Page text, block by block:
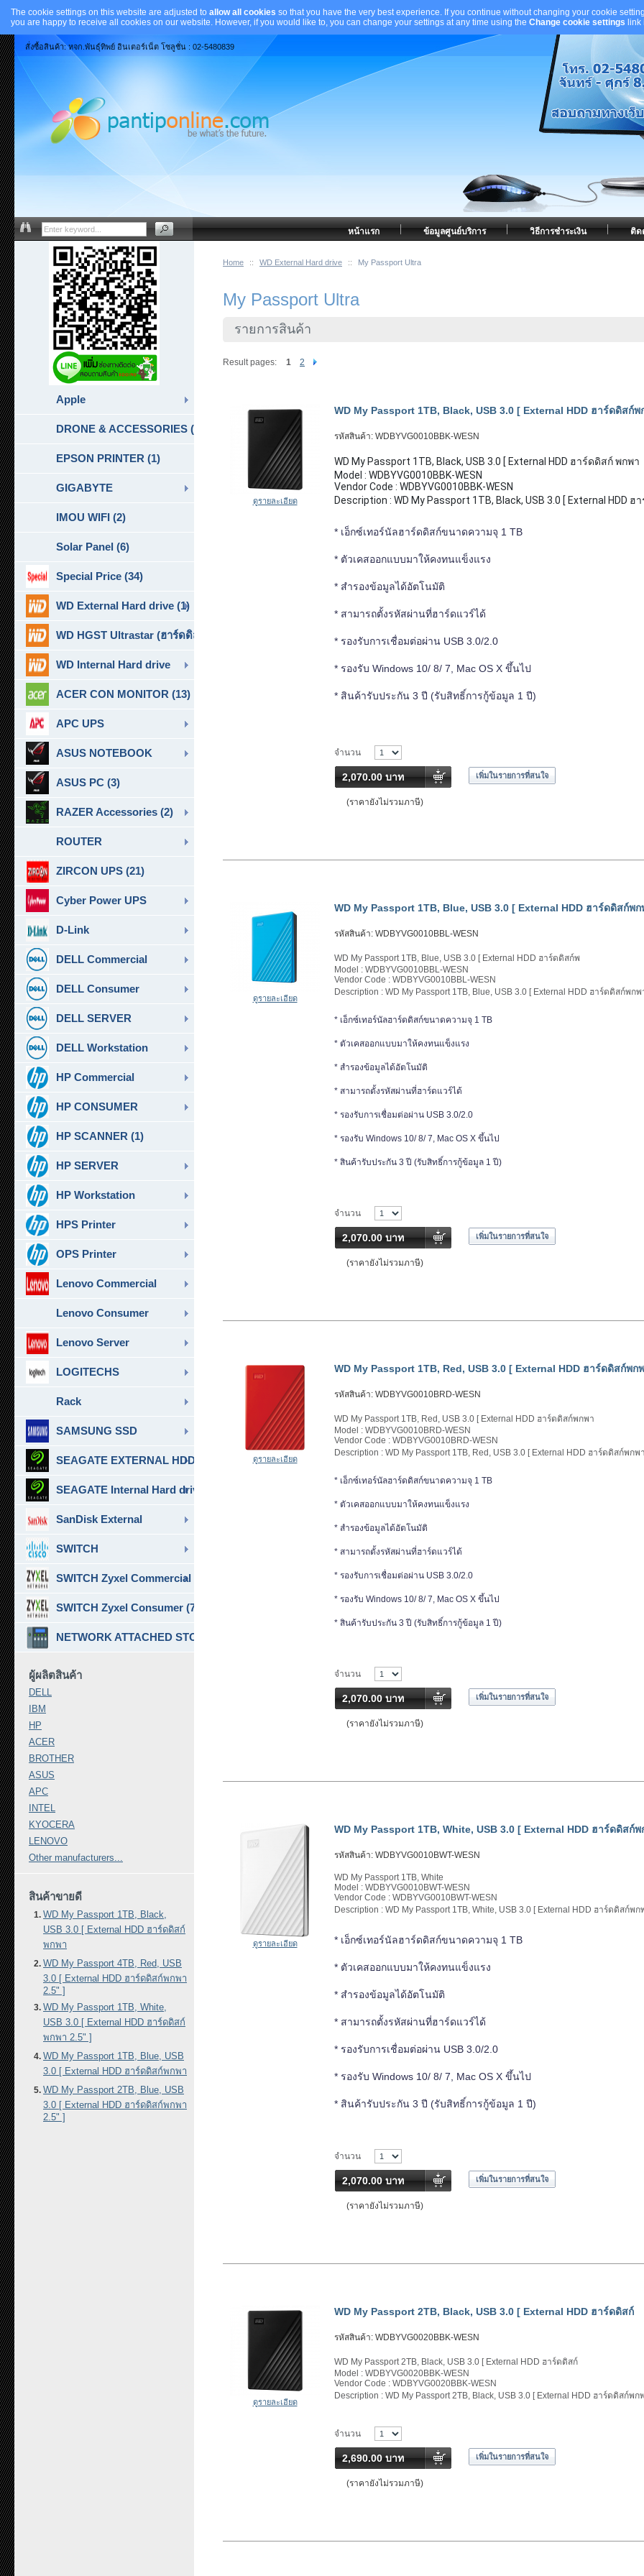
The cookie settings on this website are adjusted to allow all cookies so that you have the very best experience. If you continue without changing your cookie
you are happy to receive all cookies on our website. However, if you would like to, you can change your settings at any time using the Change cookie settings
Home :: WD External Hard drive :: My Passport Ultra
My Passport Ultra
รายการสินค้า
Result pages: 1 2
ดูรายละเอียด
WD My Passport 1TB, Black, USB 3.0 [ External HDD ฮาร์ดดิสก์พ
รหัสสินค้า: WDBYVG0010BBK-WESN
WD My Passport 1TB, Black, USB 3.0 [ External HDD ฮาร์ดดิสก์ พกพา
Model : WDBYVG0010BBK-WESN
Vendor Code : WDBYVG0010BBK-WESN
Description : WD My Passport 1TB, Black, USB 3.0 [ External HDD ฮ
* เอ็กซ์เทอร์นัลฮาร์ดดิสก์ขนาดความจุ 1 TB
* ตัวเคสออกแบบมาให้คงทนแข็งแรง
* สำรองข้อมูลได้อัตโนมัติ
* สามารถตั้งรหัสผ่านที่ฮาร์ดแวร์ได้
* รองรับการเชื่อมต่อผ่าน USB 3.0/2.0
* รองรับ Windows 10/ 8/ 7, Mac OS X ขึ้นไป
* สินค้ารับประกัน 3 ปี (รับสิทธิ์การกู้ข้อมูล 1 ปี)
จำนวน
2,070.00 บาท เพิ่มในรายการที่สนใจ
(ราคายังไม่รวมภาษี)
ดูรายละเอียด
WD My Passport 1TB, Blue, USB 3.0 [ External HDD ฮาร์ดดิสก์พก
รหัสสินค้า: WDBYVG0010BBL-WESN
WD My Passport 1TB, Blue, USB 3.0 [ External HDD ฮาร์ดดิสก์พ
Model : WDBYVG0010BBL-WESN
Vendor Code : WDBYVG0010BBL-WESN
Description : WD My Passport 1TB, Blue, USB 3.0 [ External HDD ฮาร์ดดิสก์พกพ
* เอ็กซ์เทอร์นัลฮาร์ดดิสก์ขนาดความจุ 1 TB
* ตัวเคสออกแบบมาให้คงทนแข็งแรง
* สำรองข้อมูลได้อัตโนมัติ
* สามารถตั้งรหัสผ่านที่ฮาร์ดแวร์ได้
* รองรับการเชื่อมต่อผ่าน USB 3.0/2.0
* รองรับ Windows 10/ 8/ 7, Mac OS X ขึ้นไป
* สินค้ารับประกัน 3 ปี (รับสิทธิ์การกู้ข้อมูล 1 ปี)
จำนวน
2,070.00 บาท เพิ่มในรายการที่สนใจ
(ราคายังไม่รวมภาษี)
ดูรายละเอียด
WD My Passport 1TB, Red, USB 3.0 [ External HDD ฮาร์ดดิสก์พก
รหัสสินค้า: WDBYVG0010BRD-WESN
WD My Passport 1TB, Red, USB 3.0 [ External HDD ฮาร์ดดิสก์พกพา
Model : WDBYVG0010BRD-WESN
Vendor Code : WDBYVG0010BRD-WESN
Description : WD My Passport 1TB, Red, USB 3.0 [ External HDD ฮาร์ดดิสก์พกพ
* เอ็กซ์เทอร์นัลฮาร์ดดิสก์ขนาดความจุ 1 TB
* ตัวเคสออกแบบมาให้คงทนแข็งแรง
* สำรองข้อมูลได้อัตโนมัติ
* สามารถตั้งรหัสผ่านที่ฮาร์ดแวร์ได้
* รองรับการเชื่อมต่อผ่าน USB 3.0/2.0
* รองรับ Windows 10/ 8/ 7, Mac OS X ขึ้นไป
* สินค้ารับประกัน 3 ปี (รับสิทธิ์การกู้ข้อมูล 1 ปี)
จำนวน
2,070.00 บาท เพิ่มในรายการที่สนใจ
(ราคายังไม่รวมภาษี)
ดูรายละเอียด
WD My Passport 1TB, White, USB 3.0 [ External HDD ฮาร์ดดิสก์
รหัสสินค้า: WDBYVG0010BWT-WESN
WD My Passport 1TB, White
Model : WDBYVG0010BWT-WESN
Vendor Code : WDBYVG0010BWT-WESN
Description : WD My Passport 1TB, White, USB 3.0 [ External HDD ฮาร์ดดิสก์พก
* เอ็กซ์เทอร์นัลฮาร์ดดิสก์ขนาดความจุ 1 TB
* ตัวเคสออกแบบมาให้คงทนแข็งแรง
* สำรองข้อมูลได้อัตโนมัติ
* สามารถตั้งรหัสผ่านที่ฮาร์ดแวร์ได้
* รองรับการเชื่อมต่อผ่าน USB 3.0/2.0
* รองรับ Windows 10/ 8/ 7, Mac OS X ขึ้นไป
* สินค้ารับประกัน 3 ปี (รับสิทธิ์การกู้ข้อมูล 1 ปี)
จำนวน
2,070.00 บาท เพิ่มในรายการที่สนใจ
(ราคายังไม่รวมภาษี)
ดูรายละเอียด
WD My Passport 2TB, Black, USB 3.0 [ External HDD ฮาร์ดดิสก์
รหัสสินค้า: WDBYVG0020BBK-WESN
WD My Passport 2TB, Black, USB 3.0 [ External HDD ฮาร์ดดิสก์
Model : WDBYVG0020BBK-WESN
Vendor Code : WDBYVG0020BBK-WESN
Description : WD My Passport 2TB, Black, USB 3.0 [ External HDD ฮาร์ดดิสก์พก
จำนวน
2,690.00 บาท เพิ่มในรายการที่สนใจ
(ราคายังไม่รวมภาษี)
Apple
DRONE & ACCESSORIES (6)
EPSON PRINTER (1)
GIGABYTE
IMOU WIFI (2)
Solar Panel (6)
Special Price (34)
WD External Hard drive (1)
WD HGST Ultrastar (ฮาร์ดดิสก์สำหรับ SERVER ) (10)
WD Internal Hard drive
ACER CON MONITOR (13)
APC UPS
ASUS NOTEBOOK
ASUS PC (3)
RAZER Accessories (2)
ROUTER
ZIRCON UPS (21)
Cyber Power UPS
D-Link
DELL Commercial
DELL Consumer
DELL SERVER
DELL Workstation
HP Commercial
HP CONSUMER
HP SCANNER (1)
HP SERVER
HP Workstation
HPS Printer
OPS Printer
Lenovo Commercial
Lenovo Consumer
Lenovo Server
LOGITECHS
Rack
SAMSUNG SSD
SEAGATE EXTERNAL HDD & SSD
SEAGATE Internal Hard drive
SanDisk External
SWITCH
SWITCH Zyxel Commercial
SWITCH Zyxel Consumer (7)
NETWORK ATTACHED STORAGE ( NAS ) (7)
ผู้ผลิตสินค้า
DELL
IBM
HP
ACER
BROTHER
ASUS
APC
INTEL
KYOCERA
LENOVO
Other manufacturers...
สินค้าขายดี
WD My Passport 1TB, Black,
USB 3.0 [ External HDD ฮาร์ดดิสก์
พกพา
WD My Passport 4TB, Red, USB
3.0 [ External HDD ฮาร์ดดิสก์พกพา
2.5" ]
WD My Passport 1TB, White,
USB 3.0 [ External HDD ฮาร์ดดิสก์
พกพา 2.5" ]
WD My Passport 1TB, Blue, USB
3.0 [ External HDD ฮาร์ดดิสก์พกพา
WD My Passport 2TB, Blue, USB
3.0 [ External HDD ฮาร์ดดิสก์พกพา
2.5" ]
สั่งซื้อสินค้า: หจก.พันธุ์ทิพย์ อินเตอร์เน็ต โซลูชั่น : 02-5480839
ติด
วิธีการชำระเงิน
ข้อมูลศูนย์บริการ
หน้าแรก